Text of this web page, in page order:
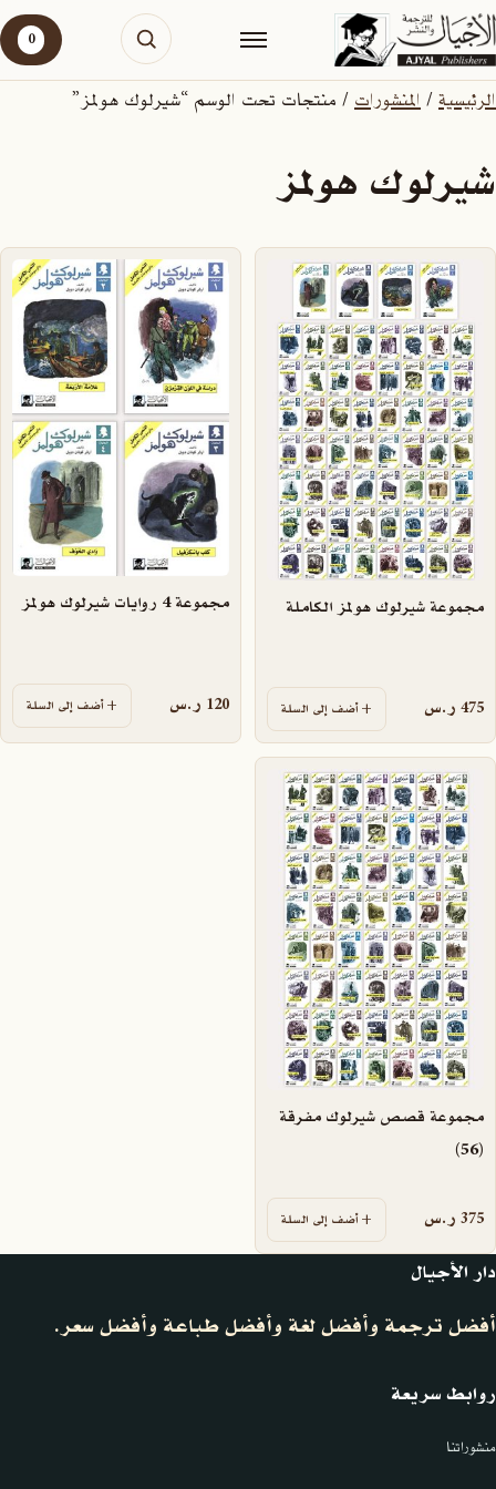
0
الرئيسية/المنشورات/ منتجات تحت الوسم “شيرلوك هولمز”
شيرلوك هولمز
مجموعة شيرلوك هولمز الكاملة
475 ر.س أضف إلى السلة
مجموعة 4 روايات شيرلوك هولمز
120 ر.س أضف إلى السلة
مجموعة قصص شيرلوك مفرقة
(56)
375 ر.س أضف إلى السلة
دار الأجيال
أفضل ترجمة وأفضل لغة وأفضل طباعة وأفضل سعر.
روابط سريعة
منشوراتنا